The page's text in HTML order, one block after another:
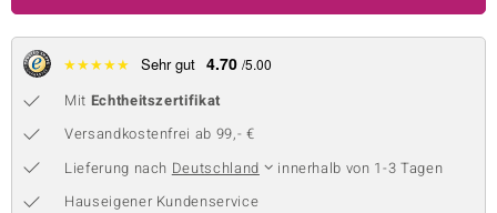
Collection
BY DE MELO
★★★★★ Sehr gut 4.70 /5.00
Mit Echtheitszertifikat
Versandkostenfrei ab 99,- €
Lieferung nach Deutschland
innerhalb von 1-3 Tagen
Hauseigener Kundenservice